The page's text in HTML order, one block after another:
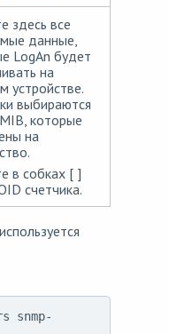
здесь все
данные,
LogAn будет
на
устройстве.
выбираются
которые
на
в собках [ ]
счетчика.
snmp-